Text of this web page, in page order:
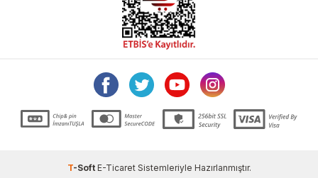
T-Soft E-TicaretSistemleriyle Hazırlanmıştır.